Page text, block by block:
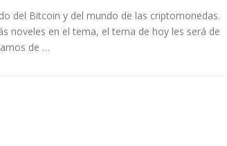
del Bitcoin y del mundo de las criptomonedas.
noveles en el tema, el tema de hoy les será de
de …